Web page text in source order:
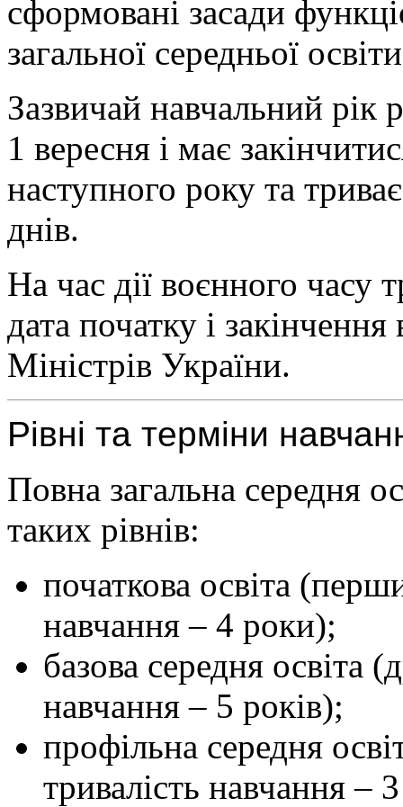
сформовані засади
загальної середньої
Зазвичай навчальний рік
1 вересня і має
наступного року та
днів.
На час дії воєнного часу
дата початку і
Міністрів України.
Рівні та терміни
Повна загальна середня
таких рівнів:
початкова освіта
навчання – 4 роки);
базова середня освіта
навчання – 5 років);
профільна середня
тривалість навчання –